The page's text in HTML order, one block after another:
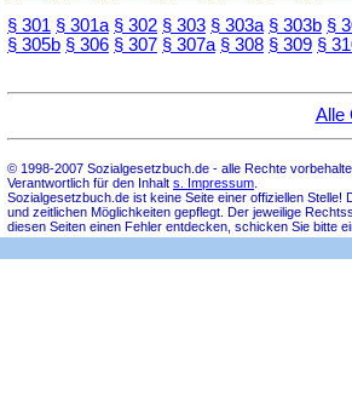
§ 301 § 301a § 302 § 303 § 303a § 303b §
§ 305b § 306 § 307 § 307a § 308 § 309 §
Alle
© 1998-2007 Sozialgesetzbuch.de - alle Rechte
Verantwortlich für den Inhalt s. Impressum
Sozialgesetzbuch.de ist keine Seite einer offiziellen
und zeitlichen Möglichkeiten gepflegt. Der jeweilige
diesen Seiten einen Fehler entdecken, schicken Sie bitte